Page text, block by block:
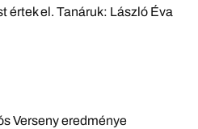
értek el. Tanáruk: László Éva
Verseny eredménye